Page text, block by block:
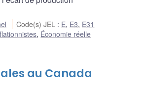
Code(s) JEL : E, E3, E31
, Économie réelle
au Canada